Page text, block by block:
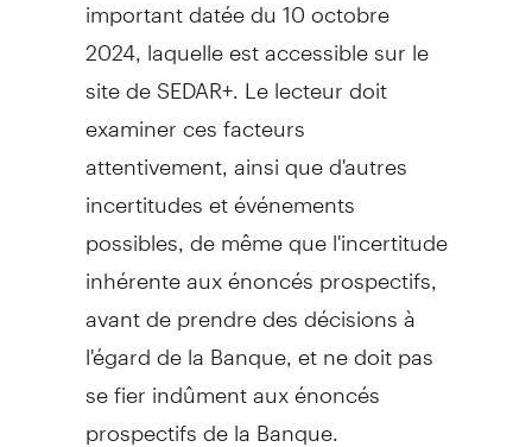
2024, laquelle est accessible sur le
site de SEDAR+. Le lecteur doit
examiner ces facteurs
attentivement, ainsi que d'autres
incertitudes et événements
possibles, de même que l'incertitude
inhérente aux énoncés prospectifs,
avant de prendre des décisions à
l'égard de la Banque, et ne doit pas
se fier indûment aux énoncés
prospectifs de la Banque.